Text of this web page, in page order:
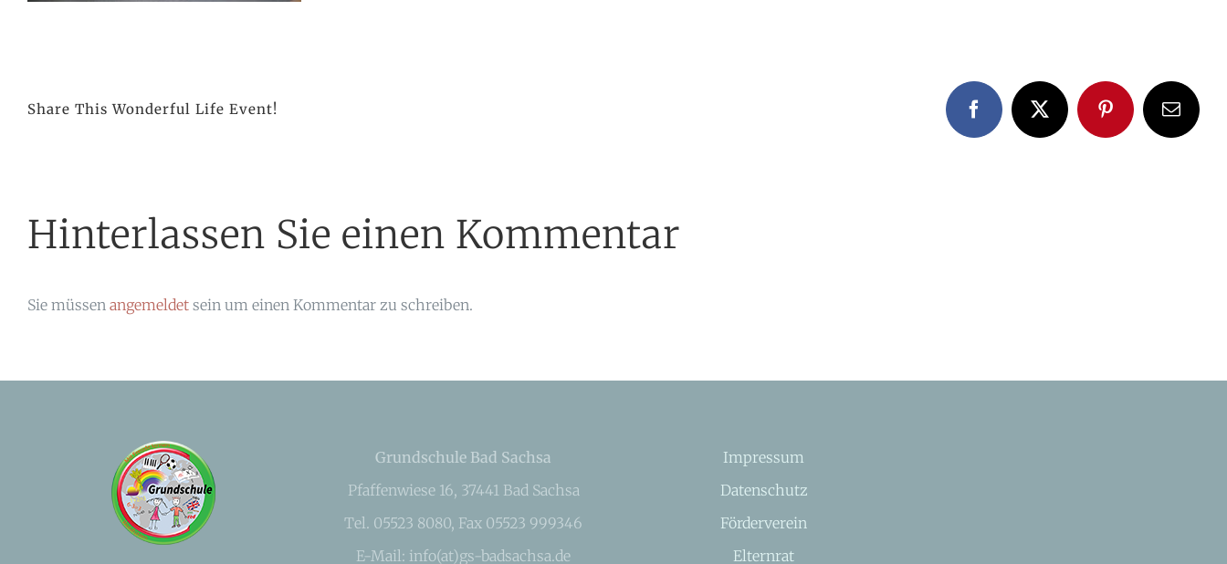
Share This Wonderful Life Event! FacebookX PinterestE-
Mail
Hinterlassen Sie einen Kommentar
Sie müssen angemeldet sein um einen Kommentar zu schreiben.
Grundschule Bad Sachsa
Pfaffenwiese 16, 37441 Bad Sachsa
Tel. 05523 8080, Fax 05523 999346
E-Mail: info(at)gs-badsachsa.de
Impressum
Datenschutz
Förderverein
Elternrat